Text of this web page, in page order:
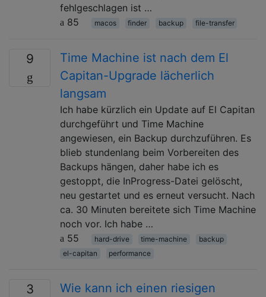
fehlgeschlagen ist …
85
macos finder backup file-transfer
9
Time Machine ist nach dem El
Capitan-Upgrade lächerlich
langsam
Ich habe kürzlich ein Update auf El Capitan
durchgeführt und Time Machine
angewiesen, ein Backup durchzuführen. Es
blieb stundenlang beim Vorbereiten des
Backups hängen, daher habe ich es
gestoppt, die InProgress-Datei gelöscht,
neu gestartet und es erneut versucht. Nach
ca. 30 Minuten bereitete sich Time Machine
noch vor. Ich habe …
55
hard-drive time-machine
backup
el-capitan
performance
3
Wie kann ich einen riesigen